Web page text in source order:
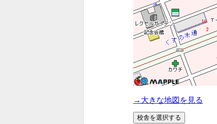
→大きな地図を見る
校舎を選択する